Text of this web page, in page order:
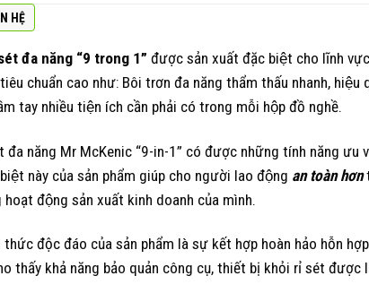
HỆ
đa năng “9 trong 1” được sản xuất đặc biệt cho lĩnh
chuẩn cao như: Bôi trơn đa năng thẩm thấu nhanh,
tay nhiều tiện ích cần phải có trong mỗi hộp đồ nghề.
năng Mr McKenic “9-in-1” có được những tính năng
này của sản phẩm giúp cho người lao động an toàn hơn
động sản xuất kinh doanh của mình.
thức độc đáo của sản phẩm là sự kết hợp hoàn hảo hỗn
thấy khả năng bảo quản công cụ, thiết bị khỏi rỉ sét được